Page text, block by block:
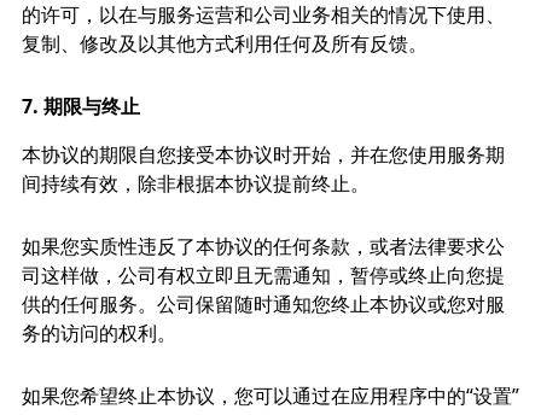
的许可，以在与服务运营和公司业务相关的情况下使用、
复制、修改及以其他方式利用任何及所有反馈。
7. 期限与终止
本协议的期限自您接受本协议时开始，并在您使用服务期
间持续有效，除非根据本协议提前终止。
如果您实质性违反了本协议的任何条款，或者法律要求公
司这样做，公司有权立即且无需通知，暂停或终止向您提
供的任何服务。公司保留随时通知您终止本协议或您对服
务的访问的权利。
如果您希望终止本协议，您可以通过在应用程序中的“设置”